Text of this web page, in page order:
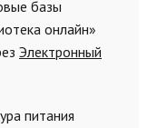
базы
онлайн»
Электронный
питания